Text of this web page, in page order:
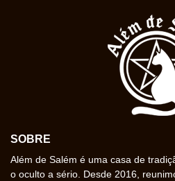
SOBRE
Além de Salém é uma casa de
o oculto a sério. Desde 2016,